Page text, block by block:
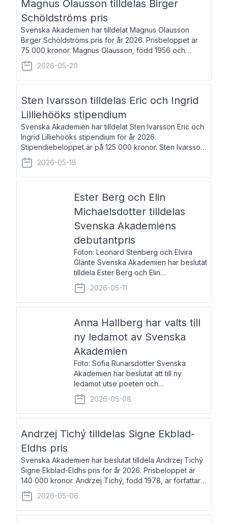
Magnus Olausson tilldelas Birger
Schöldströms pris
Svenska Akademien har tilldelat Magnus Olausson
Birger Schöldströms pris för år 2026. Prisbeloppet är
75 000 kronor. Magnus Olausson, född 1956 och
bosatt i Stockholm, är konstvetare, museiman och
hovman. Han disputerade 1993 vid Uppsala un
2026-05-20
Sten Ivarsson tilldelas Eric och Ingrid
Lilliehööks stipendium
Svenska Akademien har tilldelat Sten Ivarsson Eric och
Ingrid Lilliehööks stipendium för år 2026.
Stipendiebeloppet är på 125 000 kronor. Sten Ivarsson,
född 1979, är mediateksamordnare vid
Söderslättsgymnasiet i Trelleborg. Här har han på
2026-05-18
Ester Berg och Elin
Michaelsdotter tilldelas
Svenska Akademiens
debutantpris
Foton: Leonard Stenberg och Elvira
Glänte Svenska Akademien har beslutat
tilldela Ester Berg och Elin
Michaelsdotter Svenska Akademiens
debutantpris för år 2026. Priset är
nyinstiftat och syftar till att lyfta fram
2026-05-11
Anna Hallberg har valts till
ny ledamot av Svenska
Akademien
Foto: Sofia Runarsdotter Svenska
Akademien har beslutat att till ny
ledamot utse poeten och
litteraturkritikern Anna Hallberg. Hon
efterträder poeten Tua Forsström på
stol 18 och kommer att ta sitt inträde vid
2026-05-08
Andrzej Tichý tilldelas Signe Ekblad-
Eldhs pris
Svenska Akademien har beslutat tilldela Andrzej Tichý
Signe Ekblad-Eldhs pris för år 2026. Prisbeloppet är
140 000 kronor. Andrzej Tichý, född 1978, är författare
och kulturskribent. Han debuterade 2005 med den
lovordade romanen Sex liter l
2026-05-06